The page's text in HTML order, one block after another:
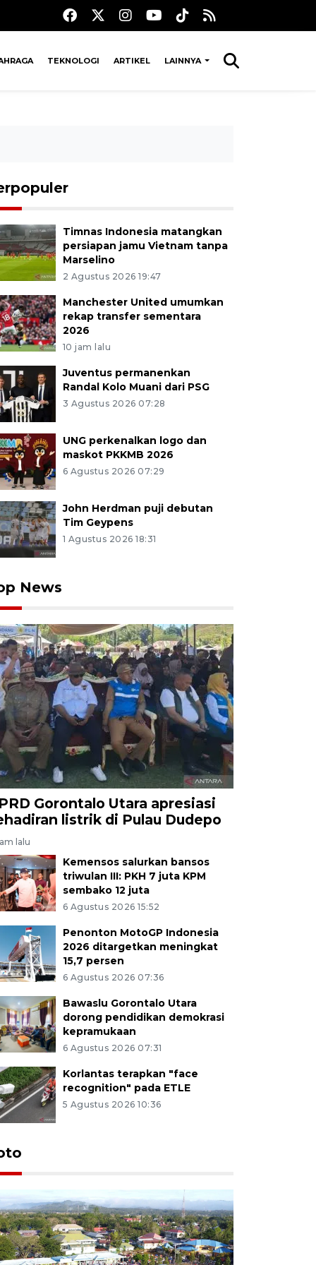
TEKNOLOGI ARTIKEL LAINNYA
Timnas Indonesia matangkan
persiapan jamu Vietnam tanpa
Marselino
2 Agustus 2026 19:47
Manchester United umumkan
rekap transfer sementara
2026
10 jam lalu
Juventus permanenkan
Randal Kolo Muani dari PSG
3 Agustus 2026 07:28
UNG perkenalkan logo dan
maskot PKKMB 2026
6 Agustus 2026 07:29
John Herdman puji debutan
Tim Geypens
1 Agustus 2026 18:31
News
Gorontalo Utara apresiasi
listrik di Pulau Dudepo
lalu
Kemensos salurkan bansos
triwulan III: PKH 7 juta KPM
sembako 12 juta
6 Agustus 2026 15:52
Penonton MotoGP Indonesia
2026 ditargetkan meningkat
15,7 persen
6 Agustus 2026 07:36
Bawaslu Gorontalo Utara
dorong pendidikan demokrasi
kepramukaan
6 Agustus 2026 07:31
Korlantas terapkan "face
recognition" pada ETLE
5 Agustus 2026 10:36